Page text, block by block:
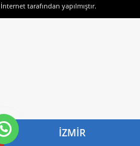
İZMIR
tarafından yapılmıştır.